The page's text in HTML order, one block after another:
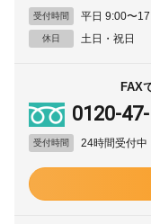
受付時間 平日 9:00〜
休日 土日・祝日
FAX
0120-
受付時間 24時間受付中